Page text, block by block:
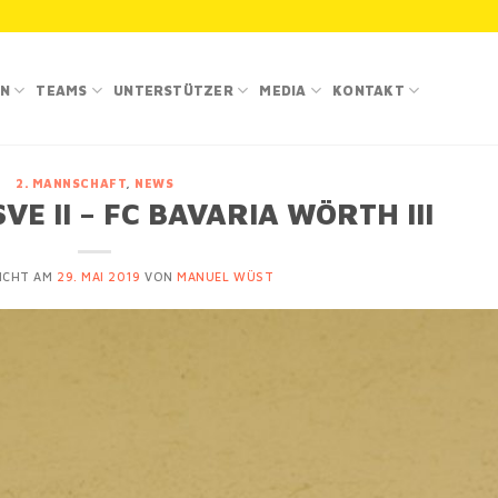
TEAMS UNTERSTÜTZER MEDIA KONTAKT
2. MANNSCHAFT NEWS
II – FC BAVARIA WÖRTH III
AM 29. MAI 2019 VONMANUEL WÜST